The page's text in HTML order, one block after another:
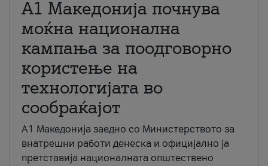
A1 Македонија почнува
моќна национална
кампања за поодговорно
користење на
технологијата во
сообраќајот
A1 Македонија заедно со Министерството за
внатрешни работи денеска и официјално ја
претставија националната општествено